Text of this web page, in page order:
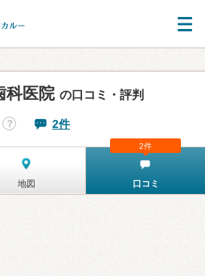
科医院 の口コミ・評判
？ 2件
地図 口コミ
2件